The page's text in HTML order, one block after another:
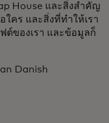
House และสิ่งสำคัญ
ใคร และสิ่งที่ทำให้เรา
ต์ของเรา และข้อมูลก็
Danish